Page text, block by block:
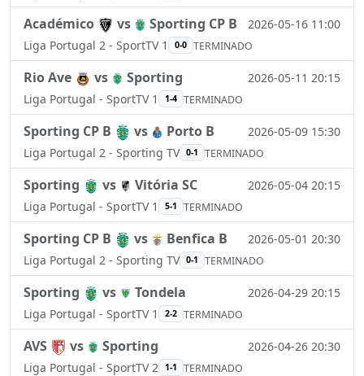
Académico vs Sporting CP B
2026-05-16 11:00
Liga Portugal 2 - SportTV 1
0-0 TERMINADO
Rio Ave vs Sporting
2026-05-11 20:15
Liga Portugal - SportTV 1
1-4 TERMINADO
Sporting CP B vs Porto B
2026-05-09 15:30
Liga Portugal 2 - Sporting TV 0-1 TERMINADO
Sporting vs Vitória SC
2026-05-04 20:15
Liga Portugal - SportTV 1
5-1 TERMINADO
Sporting CP B vs Benfica B
2026-05-01 20:30
Liga Portugal 2 - Sporting TV 0-1 TERMINADO
Sporting vs Tondela
2026-04-29 20:15
Liga Portugal - SportTV 1
2-2 TERMINADO
AVS vs Sporting
2026-04-26 20:30
Liga Portugal - SportTV 2 1-1 TERMINADO